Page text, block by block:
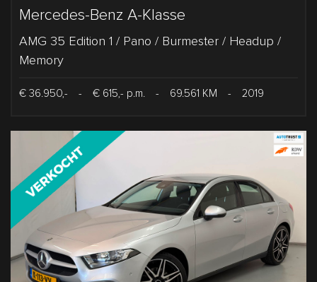
Mercedes-Benz A-Klasse
AMG 35 Edition 1 / Pano / Burmester / Headup /
Memory
€ 36.950,- - € 615,- p.m. - 69.561 KM - 2019